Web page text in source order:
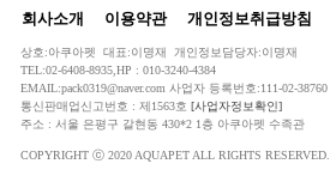
회사소개 이용약관 개인정보취급방침
상호:아쿠아펫 대표:이명재 개인정보담당자:이명재
TEL:02-6408-8935,HP : 010-3240-4384
EMAIL:pack0319@naver.com 사업자 등록번호:111-02-38760
통신판매업신고번호 : 제1563호 [사업자정보확인]
주소 : 서울 은평구 갈현동 430*2 1층 아쿠아펫 수족관
COPYRIGHT ⓒ 2020 AQUAPET ALL RIGHTS RESERVED.